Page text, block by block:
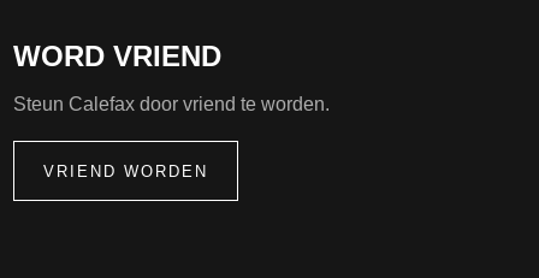
WORD VRIEND
Steun Calefax door vriend te worden.
VRIEND WORDEN